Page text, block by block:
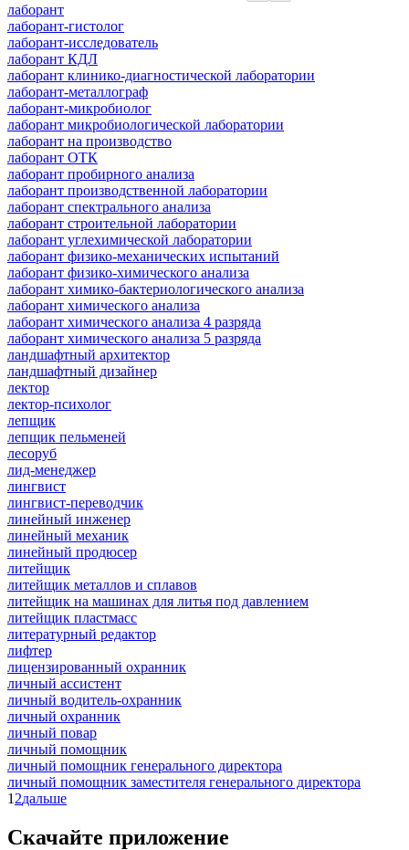
лаборант
лаборант-гистолог
лаборант-исследователь
лаборант КДЛ
лаборант клинико-диагностической лаборатории
лаборант-металлограф
лаборант-микробиолог
лаборант микробиологической лаборатории
лаборант на производство
лаборант ОТК
лаборант пробирного анализа
лаборант производственной лаборатории
лаборант спектрального анализа
лаборант строительной лаборатории
лаборант углехимической лаборатории
лаборант физико-механических испытаний
лаборант физико-химического анализа
лаборант химико-бактериологического анализа
лаборант химического анализа
лаборант химического анализа 4 разряда
лаборант химического анализа 5 разряда
ландшафтный архитектор
ландшафтный дизайнер
лектор
лектор-психолог
лепщик
лепщик пельменей
лесоруб
лид-менеджер
лингвист
лингвист-переводчик
линейный инженер
линейный механик
линейный продюсер
литейщик
литейщик металлов и сплавов
литейщик на машинах для литья под давлением
литейщик пластмасс
литературный редактор
лифтер
лицензированный охранник
личный ассистент
личный водитель-охранник
личный охранник
личный повар
личный помощник
личный помощник генерального директора
личный помощник заместителя генерального директора
1 2дальше
Скачайте приложение